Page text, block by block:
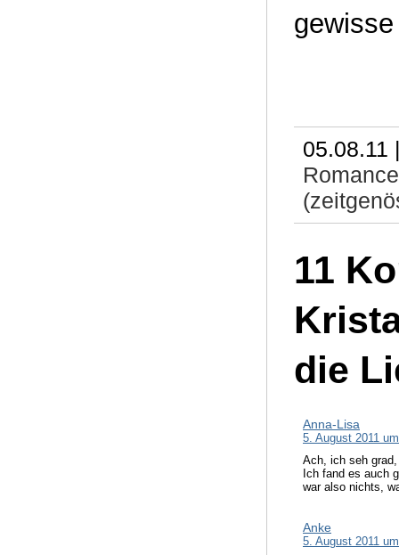
05.08.11
Romance
11
die
Anna-Lisa
5. August 2011
Ach, ich seh
Ich fand es auch
war also nichts,
Anke
5. August 2011